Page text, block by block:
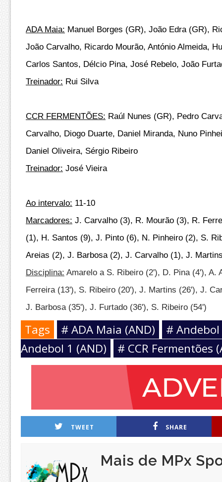
ADA Maia: Manuel Borges (GR), João Edra (GR),
João Carvalho, Ricardo Mourão, António Almeida,
Carlos Santos, Délcio Pina, José Rebelo, João
Treinador: Rui Silva
CCR FERMENTÕES: Raúl Nunes (GR), Pedro
Carvalho, Diogo Duarte, Daniel Miranda, Nuno
Daniel Oliveira, Sérgio Ribeiro
Treinador: José Vieira
Ao intervalo: 11-10
Marcadores: J. Carvalho (3), R. Mourão (3), R.
(1), H. Santos (9), J. Pinto (6), N. Pinheiro (2), S.
Areias (2), J. Barbosa (2), J. Carvalho (1), J.
Disciplina: Amarelo a S. Ribeiro (2'), D. Pina (4'), A.
Ferreira (13'), S. Ribeiro (20'), J. Martins (26'), J.
J. Barbosa (35'), J. Furtado (36'), S. Ribeiro (54')
Tags # ADA Maia (AND)
# Andebol
Andebol 1 (AND)
# CCR Fermentões
TWEET SHARE
Mais de MPx